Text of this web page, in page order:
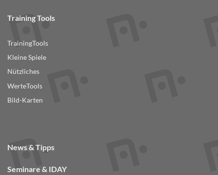
Training Tools
TrainingTools
Kleine Spiele
Nützliches
WerteTools
Bild-Karten
News & Tipps
Seminare & IDAY